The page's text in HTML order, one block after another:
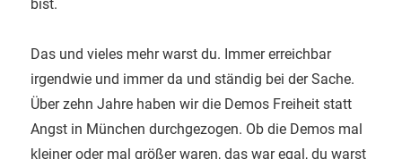
bist.
Das und vieles mehr warst du. Immer erreichbar
irgendwie und immer da und ständig bei der Sache.
Über zehn Jahre haben wir die Demos Freiheit statt
Angst in München durchgezogen. Ob die Demos mal
kleiner oder mal größer waren, das war egal, du warst